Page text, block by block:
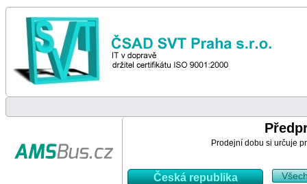
Prodejní dobu si určuje
Česká republika